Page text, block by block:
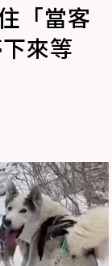
「當客
來等